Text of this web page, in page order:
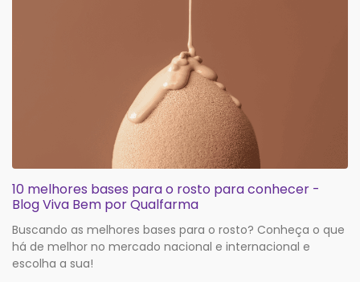
10 melhores bases para o rosto para conhecer -
Blog Viva Bem por Qualfarma
Buscando as melhores bases para o rosto? Conheça o que
há de melhor no mercado nacional e internacional e
escolha a sua!